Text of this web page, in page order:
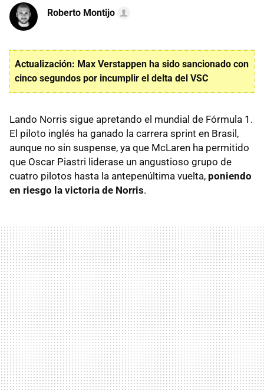
Roberto Montijo
Actualización: Max Verstappen ha sido sancionado con
cinco segundos por incumplir el delta del VSC
Lando Norris sigue apretando el mundial de Fórmula 1.
El piloto inglés ha ganado la carrera sprint en Brasil,
aunque no sin suspense, ya que McLaren ha permitido
que Oscar Piastri liderase un angustioso grupo de
cuatro pilotos hasta la antepenúltima vuelta, poniendo
en riesgo la victoria de Norris.